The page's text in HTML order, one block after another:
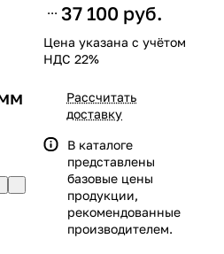
37 100 руб.
Цена указана с учётом
НДС 22%
Рассчитать
доставку
В каталоге
представлены
базовые цены
продукции,
рекомендованные
производителем.